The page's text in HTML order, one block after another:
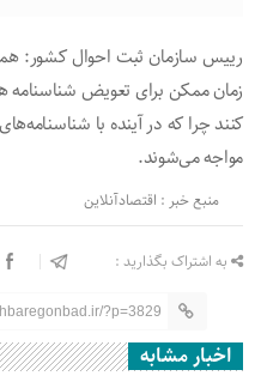
رییس سازمان ثبت احوال کشور:
زمان ممکن برای تعویض شناسنامه
کنند چرا که در آینده با
مواجه می‌شوند.
منبع خبر : اقتصادآنلاین
به اشتراک بگذارید :
?p=3829
اخبار مشابه